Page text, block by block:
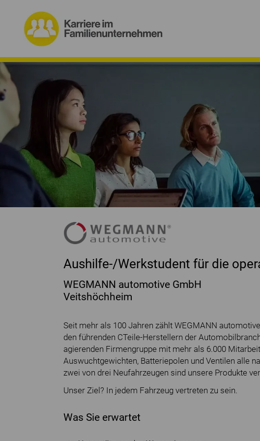
Aushilfe-/Werkstudent für die
WEGMANN automotive GmbH
Veitshöchheim
Seit mehr als 100 Jahren zählt WEGMANN
den führenden CTeile-Herstellern der
agierenden Firmengruppe mit mehr als 6.000
Auswuchtgewichten, Batteriepolen und Ventilen alle
zwei von drei Neufahrzeugen sind unsere Produkte
Unser Ziel? In jedem Fahrzeug vertreten zu sein.
Was Sie erwartet